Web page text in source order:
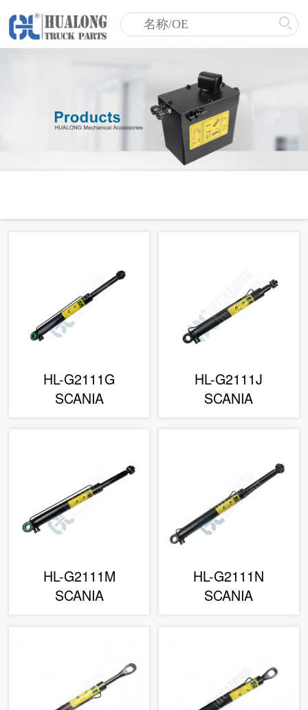
HL-G2111G
SCANIA
HL-G2111J
SCANIA
HL-G2111M
SCANIA
HL-G2111N
SCANIA